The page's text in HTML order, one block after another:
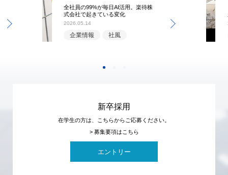
全社員の99%が毎日AI活用。楽待株
式会社で起きている変化
2026.05.14
企業情報 社風
新卒採用
在学生の方は、こちらからご応募ください。
> 募集要項はこちら
エントリー